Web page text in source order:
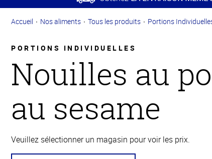
Retour à
principale
Accueil Nos aliments Tous les produits Portions
PORTIONS INDIVIDUELLES
Nouilles au
au sesame
Veuillez sélectionner un magasin pour voir les prix.